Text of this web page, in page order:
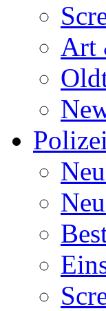
Art
Polizei